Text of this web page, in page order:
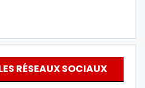
RÉSEAUX SOCIAUX